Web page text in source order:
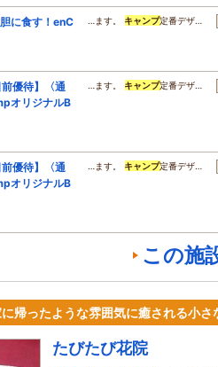
に食す！enC
…ます。 キャンプ定番デザ…
優待】〈通
オリジナルB
…ます。 キャンプ定番デザ…
優待】〈通
オリジナルB
…ます。 キャンプ定番デザ…
この施
帰ったような雰囲気に癒される小さ
たびたび花院